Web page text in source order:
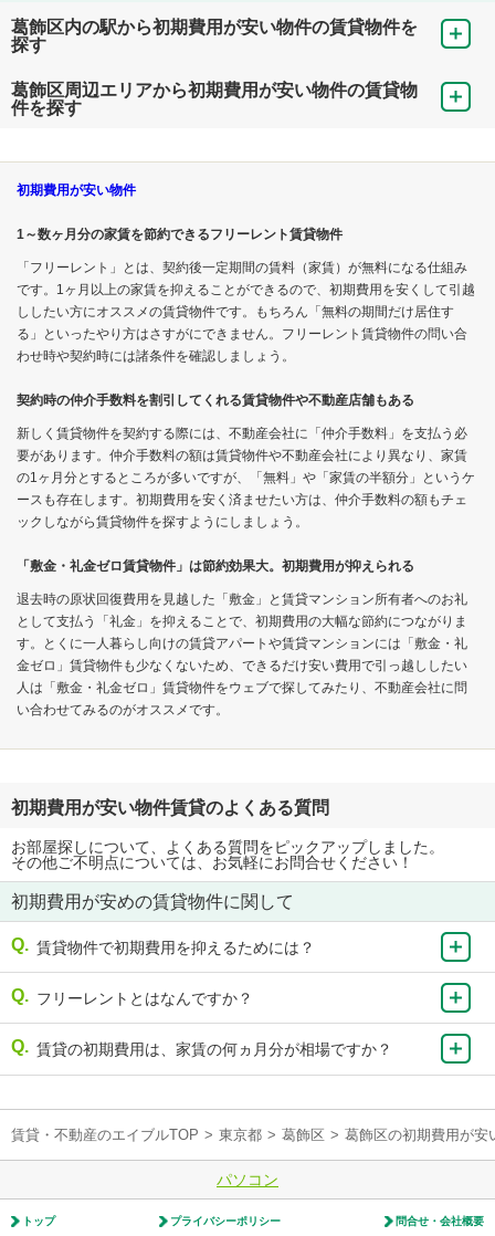
葛飾区内の駅から初期費用が安い物件の賃貸物件を
探す
葛飾区周辺エリアから初期費用が安い物件の賃貸物
件を探す
初期費用が安い物件
1～数ヶ月分の家賃を節約できるフリーレント賃貸物件
「フリーレント」とは、契約後一定期間の賃料（家賃）が無料になる仕組み
です。1ヶ月以上の家賃を抑えることができるので、初期費用を安くして引越
ししたい方にオススメの賃貸物件です。もちろん「無料の期間だけ居住す
る」といったやり方はさすがにできません。フリーレント賃貸物件の問い合
わせ時や契約時には諸条件を確認しましょう。
契約時の仲介手数料を割引してくれる賃貸物件や不動産店舗もある
新しく賃貸物件を契約する際には、不動産会社に「仲介手数料」を支払う必
要があります。仲介手数料の額は賃貸物件や不動産会社により異なり、家賃
の1ヶ月分とするところが多いですが、「無料」や「家賃の半額分」というケ
ースも存在します。初期費用を安く済ませたい方は、仲介手数料の額もチェ
ックしながら賃貸物件を探すようにしましょう。
「敷金・礼金ゼロ賃貸物件」は節約効果大。初期費用が抑えられる
退去時の原状回復費用を見越した「敷金」と賃貸マンション所有者へのお礼
として支払う「礼金」を抑えることで、初期費用の大幅な節約につながりま
す。とくに一人暮らし向けの賃貸アパートや賃貸マンションには「敷金・礼
金ゼロ」賃貸物件も少なくないため、できるだけ安い費用で引っ越ししたい
人は「敷金・礼金ゼロ」賃貸物件をウェブで探してみたり、不動産会社に問
い合わせてみるのがオススメです。
初期費用が安い物件賃貸のよくある質問
お部屋探しについて、よくある質問をピックアップしました。
その他ご不明点については、お気軽にお問合せください！
初期費用が安めの賃貸物件に関して
賃貸物件で初期費用を抑えるためには？
フリーレントとはなんですか？
賃貸の初期費用は、家賃の何ヵ月分が相場ですか？
賃貸・不動産のエイブルTOP > 東京都 > 葛飾区 > 葛飾区の初期費用が安
パソコン
トップ プライバシーポリシー 問合せ・会社概要